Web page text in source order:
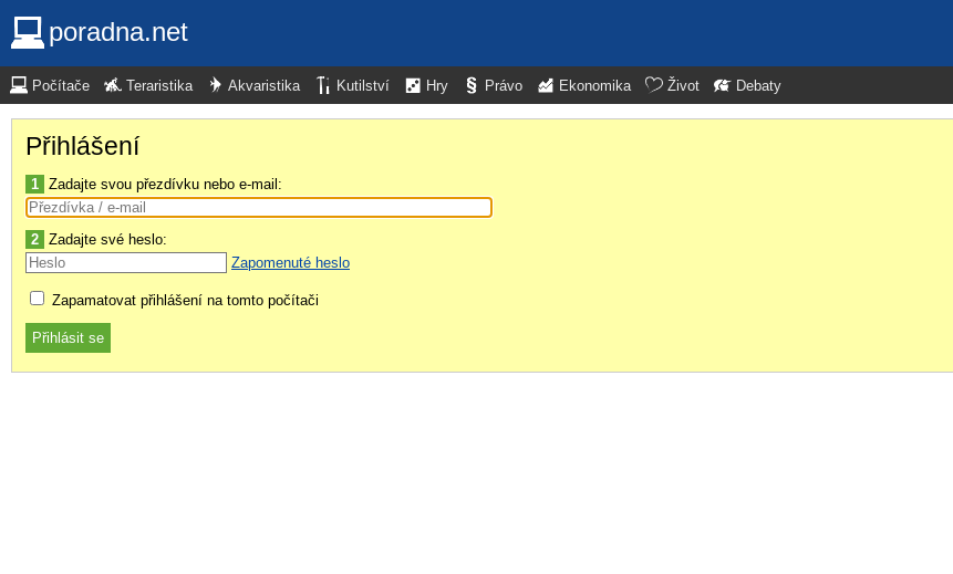
poradna.net
Počítače Teraristika Akvaristika Kutilství Hry Právo Ekonomika Život Debaty
Přihlášení
1 Zadajte svou přezdívku nebo e-mail:
2 Zadajte své heslo:
Zapomenuté heslo
Zapamatovat přihlášení na tomto počítači